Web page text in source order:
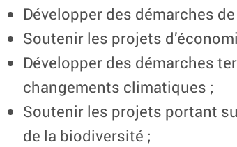
Développer des démarches
Soutenir les projets
Développer des démarches
changements climatiques ;
Soutenir les projets portant
de la biodiversité ;